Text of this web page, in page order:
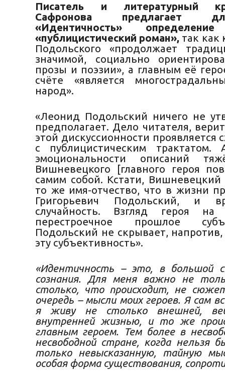
Писатель и литературный
Сафронова
предлагает
«Идентичность»
«публицистический роман», так как
Подольского «продолжает
значимой, социально
прозы и поэзии», а главным её
счёте «является
народ».
«Леонид Подольский ничего не
предполагает. Дело читателя,
этой дискуссионности проявляется
с публицистическим
эмоциональности описаний
Вишневецкого [главного героя
самим собой. Кстати, Вишневецкий
то же имя-отчество, что в жизни
Григорьевич Подольский, и
случайность. Взгляд героя на
перестроечное прошлое
Подольский не скрывает,
эту субъективность».
«Идентичность – это, в большой
сознания. Для меня важно не
столько, что происходит, не
очередь – мысли моих героев. Я сам
я живу не столько внешней,
внутренней жизнью, и то же
главным героем. Тем более в
несвободной стране, когда нельзя
только невысказанную, тайную
особая форма существования,